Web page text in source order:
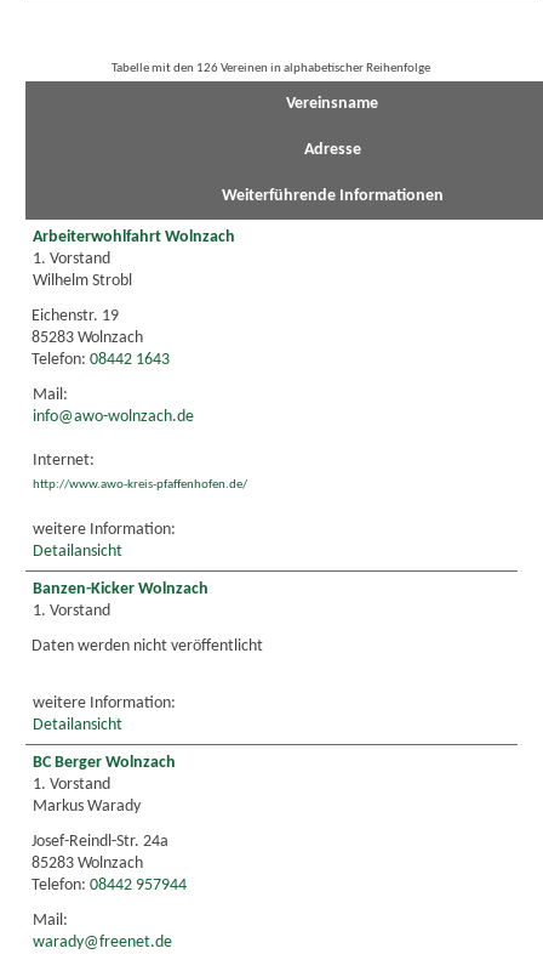
Tabelle mit den 126 Vereinen in alphabetischer Reihenfolge
Vereinsname
Adresse
Weiterführende Informationen
Arbeiterwohlfahrt Wolnzach
1. Vorstand
Wilhelm Strobl
Eichenstr. 19
85283 Wolnzach
Telefon: 08442 1643
Mail:
info@awo-wolnzach.de
Internet:
http://www.awo-kreis-pfaffenhofen.de/
weitere Information:
Detailansicht
Banzen-Kicker Wolnzach
1. Vorstand
Daten werden nicht veröffentlicht
weitere Information:
Detailansicht
BC Berger Wolnzach
1. Vorstand
Markus Warady
Josef-Reindl-Str. 24a
85283 Wolnzach
Telefon: 08442 957944
Mail:
warady@freenet.de